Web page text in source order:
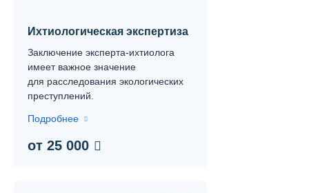
Ихтиологическая экспертиза
Заключение эксперта-ихтиолога
имеет важное значение
для расследования экологических
преступлений.
Подробнее
от 25 000